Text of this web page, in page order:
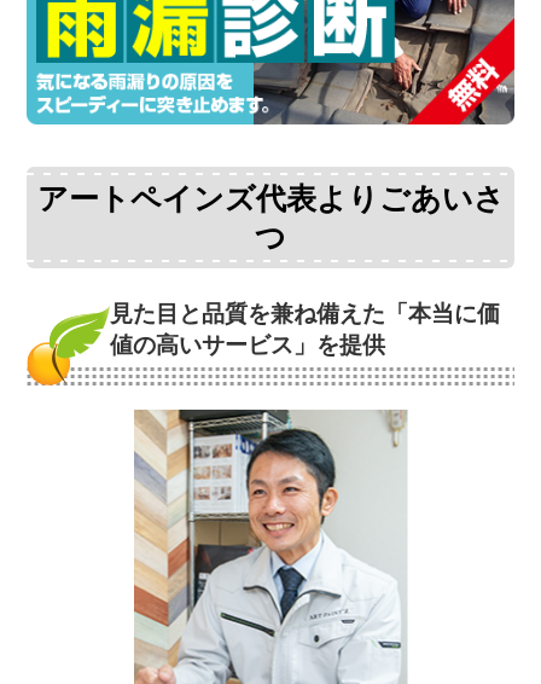
アートペインズ代表よりごあいさ
つ
見た目と品質を兼ね備えた 「本当に価
値の高いサービス」を提供